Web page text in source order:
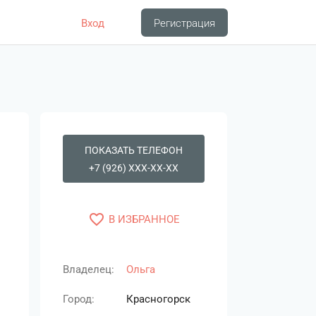
Вход Регистрация
ПОКАЗАТЬ ТЕЛЕФОН
+7 (926) XXX-XX-XX
favorite_border В ИЗБРАННОЕ
Владелец: Ольга
Город: Красногорск